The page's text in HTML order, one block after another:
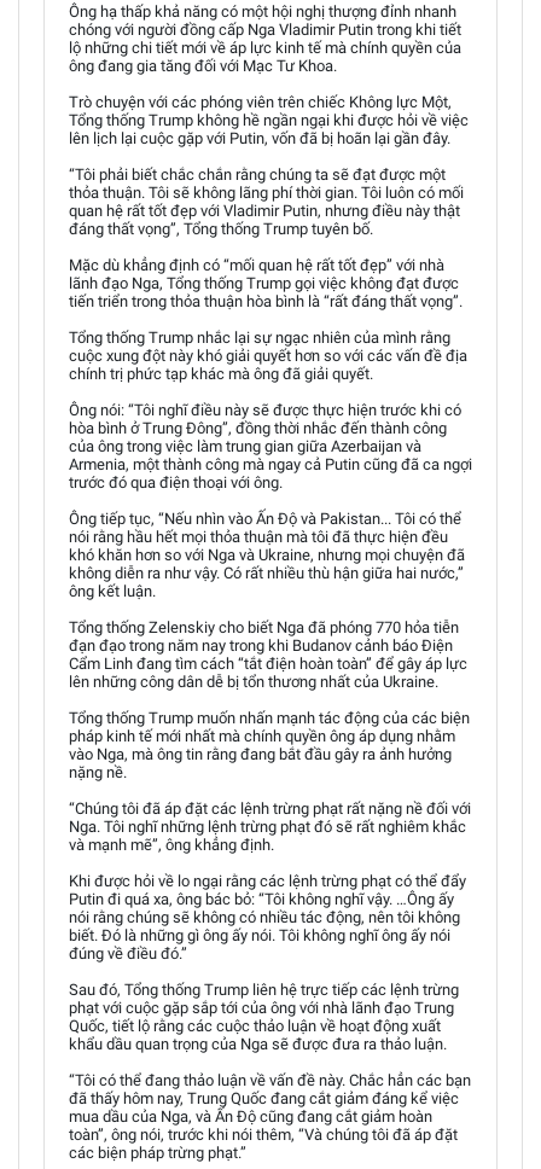
Ông hạ thấp khả năng có một hội nghị thượng đỉnh nhanh
chóng với người đồng cấp Nga Vladimir Putin trong khi tiết
lộ những chi tiết mới về áp lực kinh tế mà chính quyền của
ông đang gia tăng đối với Mạc Tư Khoa.
Trò chuyện với các phóng viên trên chiếc Không lực Một,
Tổng thống Trump không hề ngần ngại khi được hỏi về việc
lên lịch lại cuộc gặp với Putin, vốn đã bị hoãn lại gần đây.
“Tôi phải biết chắc chắn rằng chúng ta sẽ đạt được một
thỏa thuận. Tôi sẽ không lãng phí thời gian. Tôi luôn có mối
quan hệ rất tốt đẹp với Vladimir Putin, nhưng điều này thật
đáng thất vọng”, Tổng thống Trump tuyên bố.
Mặc dù khẳng định có “mối quan hệ rất tốt đẹp” với nhà
lãnh đạo Nga, Tổng thống Trump gọi việc không đạt được
tiến triển trong thỏa thuận hòa bình là “rất đáng thất vọng”.
Tổng thống Trump nhắc lại sự ngạc nhiên của mình rằng
cuộc xung đột này khó giải quyết hơn so với các vấn đề địa
chính trị phức tạp khác mà ông đã giải quyết.
Ông nói: “Tôi nghĩ điều này sẽ được thực hiện trước khi có
hòa bình ở Trung Đông”, đồng thời nhắc đến thành công
của ông trong việc làm trung gian giữa Azerbaijan và
Armenia, một thành công mà ngay cả Putin cũng đã ca ngợi
trước đó qua điện thoại với ông.
Ông tiếp tục, “Nếu nhìn vào Ấn Độ và Pakistan... Tôi có thể
nói rằng hầu hết mọi thỏa thuận mà tôi đã thực hiện đều
khó khăn hơn so với Nga và Ukraine, nhưng mọi chuyện đã
không diễn ra như vậy. Có rất nhiều thù hận giữa hai nước,”
ông kết luận.
Tổng thống Zelenskiy cho biết Nga đã phóng 770 hỏa tiễn
đạn đạo trong năm nay trong khi Budanov cảnh báo Điện
Cẩm Linh đang tìm cách “tắt điện hoàn toàn” để gây áp lực
lên những công dân dễ bị tổn thương nhất của Ukraine.
Tổng thống Trump muốn nhấn mạnh tác động của các biện
pháp kinh tế mới nhất mà chính quyền ông áp dụng nhằm
vào Nga, mà ông tin rằng đang bắt đầu gây ra ảnh hưởng
nặng nề.
“Chúng tôi đã áp đặt các lệnh trừng phạt rất nặng nề đối với
Nga. Tôi nghĩ những lệnh trừng phạt đó sẽ rất nghiêm khắc
và mạnh mẽ”, ông khẳng định.
Khi được hỏi về lo ngại rằng các lệnh trừng phạt có thể đẩy
Putin đi quá xa, ông bác bỏ: “Tôi không nghĩ vậy. …Ông ấy
nói rằng chúng sẽ không có nhiều tác động, nên tôi không
biết. Đó là những gì ông ấy nói. Tôi không nghĩ ông ấy nói
đúng về điều đó.”
Sau đó, Tổng thống Trump liên hệ trực tiếp các lệnh trừng
phạt với cuộc gặp sắp tới của ông với nhà lãnh đạo Trung
Quốc, tiết lộ rằng các cuộc thảo luận về hoạt động xuất
khẩu dầu quan trọng của Nga sẽ được đưa ra thảo luận.
“Tôi có thể đang thảo luận về vấn đề này. Chắc hẳn các bạn
đã thấy hôm nay, Trung Quốc đang cắt giảm đáng kể việc
mua dầu của Nga, và Ấn Độ cũng đang cắt giảm hoàn
toàn”, ông nói, trước khi nói thêm, “Và chúng tôi đã áp đặt
các biện pháp trừng phạt.”